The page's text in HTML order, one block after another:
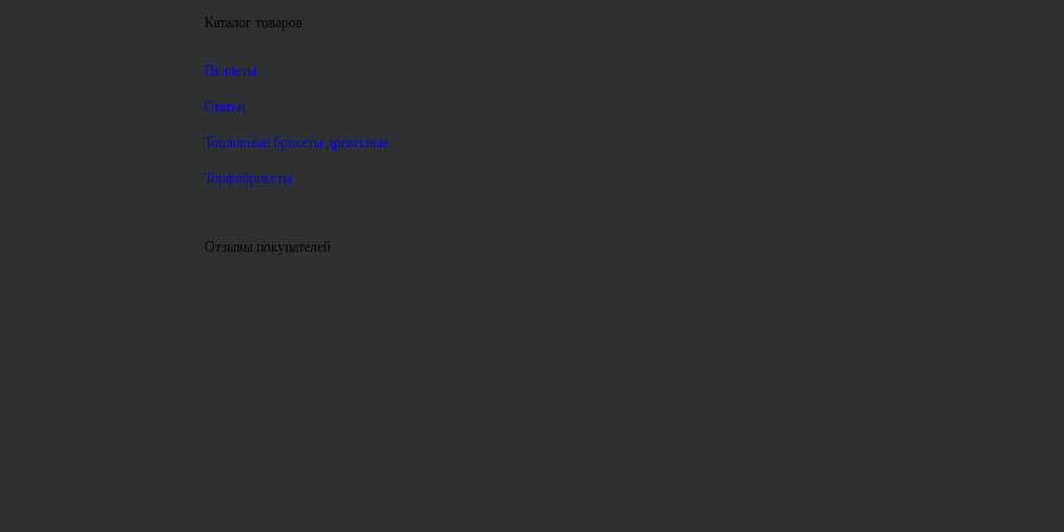
Каталог товаров
Пеллеты
Статьи
Топливные брикеты древесные
Торфобрикеты
Отзывы покупателей